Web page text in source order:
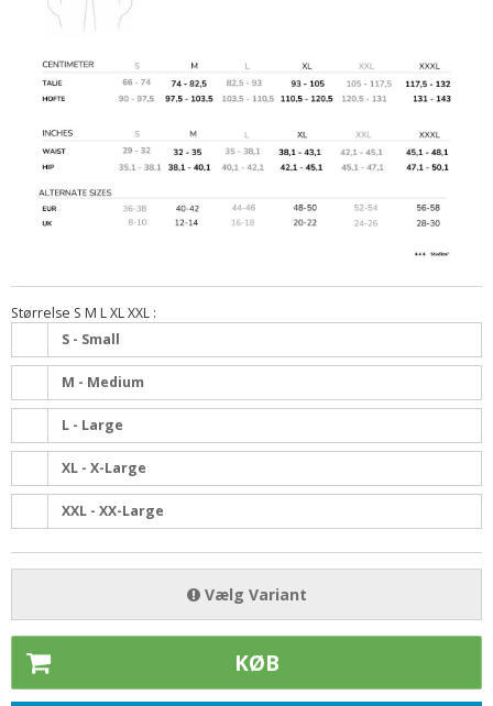
Størrelse S M L XL XXL :
S - Small
M - Medium
L - Large
XL - X-Large
XXL - XX-Large
Vælg Variant
KØB